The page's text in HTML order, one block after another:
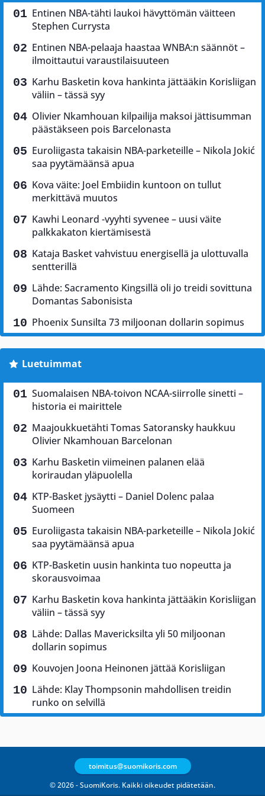
Entinen NBA-tähti laukoi hävyttömän väitteen
Stephen Currysta
Entinen NBA-pelaaja haastaa WNBA:n säännöt –
ilmoittautui varaustilaisuuteen
Karhu Basketin kova hankinta jättääkin Korisliigan
väliin – tässä syy
Olivier Nkamhouan kilpailija maksoi jättisumman
päästäkseen pois Barcelonasta
Euroliigasta takaisin NBA-parketeille – Nikola Jokić
saa pyytämäänsä apua
Kova väite: Joel Embiidin kuntoon on tullut
merkittävä muutos
Kawhi Leonard -vyyhti syvenee – uusi väite
palkkakaton kiertämisestä
Kataja Basket vahvistuu energisellä ja ulottuvalla
sentterillä
Lähde: Sacramento Kingsillä oli jo treidi sovittuna
Domantas Sabonisista
Phoenix Sunsilta 73 miljoonan dollarin sopimus
Luetuimmat
Suomalaisen NBA-toivon NCAA-siirrolle sinetti –
historia ei mairittele
Maajoukkuetähti Tomas Satoransky haukkuu
Olivier Nkamhouan Barcelonan
Karhu Basketin viimeinen palanen elää
koriraudan yläpuolella
KTP-Basket jysäytti – Daniel Dolenc palaa
Suomeen
Euroliigasta takaisin NBA-parketeille – Nikola Jokić
saa pyytämäänsä apua
KTP-Basketin uusin hankinta tuo nopeutta ja
skorausvoimaa
Karhu Basketin kova hankinta jättääkin Korisliigan
väliin – tässä syy
Lähde: Dallas Mavericksilta yli 50 miljoonan
dollarin sopimus
Kouvojen Joona Heinonen jättää Korisliigan
Lähde: Klay Thompsonin mahdollisen treidin
runko on selvillä
© 2026 - SuomiKoris. Kaikki oikeudet pidätetään.
toimitus@suomikoris.com